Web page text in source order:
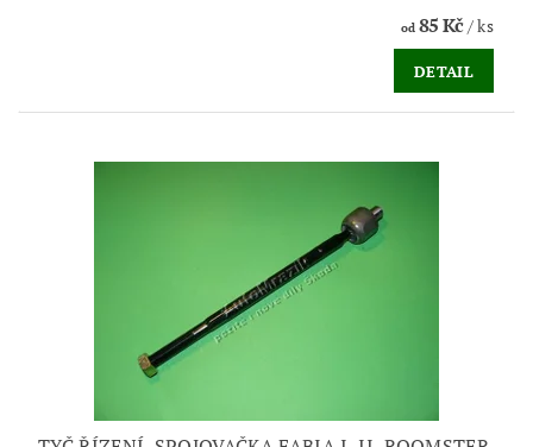
od85 Kč/ ks
DETAIL